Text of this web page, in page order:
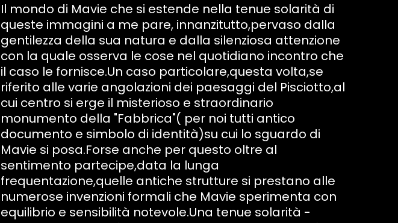
Il mondo di Mavie che si estende nella tenue solarità di
queste immagini a me pare, innanzitutto,pervaso dalla
gentilezza della sua natura e dalla silenziosa attenzione
con la quale osserva le cose nel quotidiano incontro che
il caso le fornisce.Un caso particolare,questa volta,se
riferito alle varie angolazioni dei paesaggi del Pisciotto,al
cui centro si erge il misterioso e straordinario
monumento della "Fabbrica"( per noi tutti antico
documento e simbolo di identità)su cui lo sguardo di
Mavie si posa.Forse anche per questo oltre al
sentimento partecipe,data la lunga
frequentazione,quelle antiche strutture si prestano alle
numerose invenzioni formali che Mavie sperimenta con
equilibrio e sensibilità notevole.Una tenue solarità -